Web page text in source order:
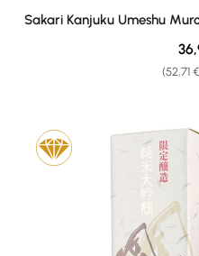
Durchschnittliche
Sakari Kanjuku Umeshu
(52,71